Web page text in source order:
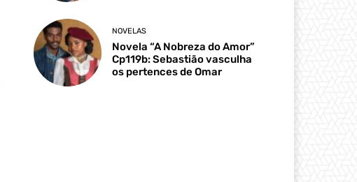
NOVELAS
Novela “A Nobreza do Amor”
Cp119b: Sebastião vasculha
os pertences de Omar